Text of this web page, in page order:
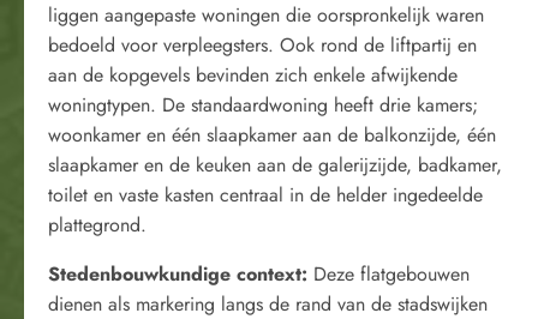
liggen aangepaste woningen die oorspronkelijk waren
bedoeld voor verpleegsters. Ook rond de liftpartij en
aan de kopgevels bevinden zich enkele afwijkende
woningtypen. De standaardwoning heeft drie kamers;
woonkamer en één slaapkamer aan de balkonzijde, één
slaapkamer en de keuken aan de galerijzijde, badkamer,
toilet en vaste kasten centraal in de helder ingedeelde
plattegrond.
Stedenbouwkundige context: Deze flatgebouwen
dienen als markering langs de rand van de stadswijken